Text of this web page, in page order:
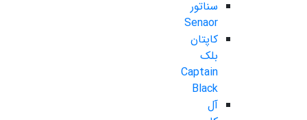
سناتور
Senaor
کاپتان
بلک
Captain
Black
آل